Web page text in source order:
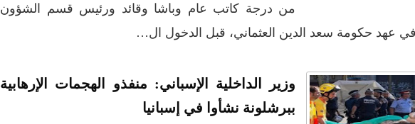
من درجة كاتب عام وباشا وقائد ورئيس قسم الشؤون
في عهد حكومة سعد الدين العثماني، قبل الدخول ال…
وزير الداخلية الإسباني: منفذو الهجمات الإرهابية
ببرشلونة نشأوا في إسبانيا